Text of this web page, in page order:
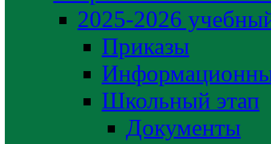
2025-2026
Приказы
Школьный этап
Документы